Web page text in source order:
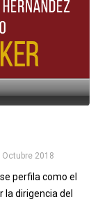
2018
perfila como el
la dirigencia del